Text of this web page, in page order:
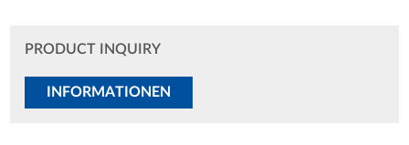
PRODUCT INQUIRY
INFORMATIONEN